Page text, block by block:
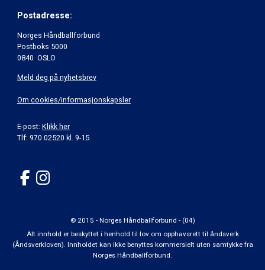
Postadresse:
Norges Håndballforbund
Postboks 5000
0840 OSLO
Meld deg på nyhetsbrev
Om cookies/informasjonskapsler
E-post: Klikk her
Tlf: 970 02520 kl. 9-15
© 2015 - Norges Håndballforbund - (04)
Alt innhold er beskyttet i henhold til lov om opphavsrett til åndsverk
(Åndsverkloven). Innholdet kan ikke benyttes kommersielt uten samtykke fra
Norges Håndballforbund.